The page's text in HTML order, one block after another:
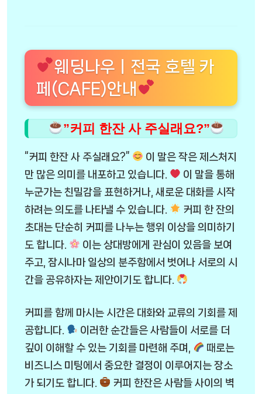
웨딩나우ㅣ전국 호텔 카
페(CAFE)안내
”커피 한잔 사 주실래요?”
“커피 한잔 사 주실래요?”
이 말은 작은 제스처지
만 많은 의미를 내포하고 있습니다.
이 말을 통해
누군가는 친밀감을 표현하거나, 새로운 대화를 시작
하려는 의도를 나타낼 수 있습니다.
커피 한 잔의
초대는 단순히 커피를 나누는 행위 이상을 의미하기
도 합니다.
이는 상대방에게 관심이 있음을 보여
주고, 잠시나마 일상의 분주함에서 벗어나 서로의 시
간을 공유하자는 제안이기도 합니다.
커피를 함께 마시는 시간은 대화와 교류의 기회를 제
공합니다.
이러한 순간들은 사람들이 서로를 더
깊이 이해할 수 있는 기회를 마련해 주며,
때로는
비즈니스 미팅에서 중요한 결정이 이루어지는 장소
가 되기도 합니다.
커피 한잔은 사람들 사이의 벽